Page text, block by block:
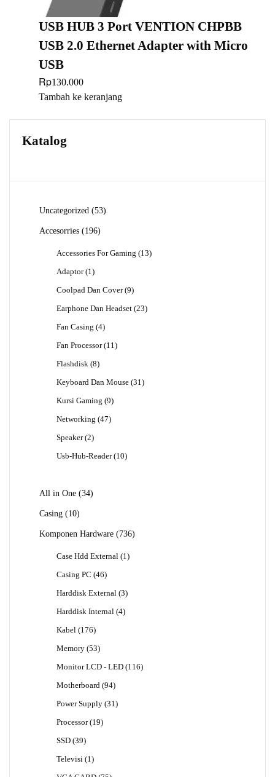
USB HUB 3 Port VENTION CHPBB
USB 2.0 Ethernet Adapter with Micro
USB
Rp130.000
Tambah ke keranjang
Katalog
Uncategorized 5353
Accesorries
196196
Accessories For Gaming 1313
Adaptor 1 1
Coolpad Dan Cover 99
Earphone Dan Headset 2323
Fan Casing 44
Fan Processor 11 11
Flashdisk 88
Keyboard Dan Mouse 31 31
Kursi Gaming 99
Networking 4747
Speaker 22
Usb-Hub-Reader 1010
All in One 3434
Casing
1010
Komponen Hardware
736736
Case Hdd External 1 1
Casing PC 4646
Harddisk External 33
Harddisk Internal 44
Kabel
176176
Memory 5353
Monitor LCD - LED 116116
Motherboard 9494
Power Supply 31 31
Processor 1919
SSD 3939
Televisi
1 1